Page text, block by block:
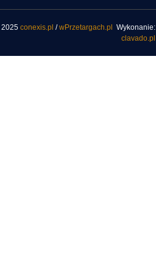
conexis.pl /wPrzetargach.pl
Wykonanie:
clavado.pl